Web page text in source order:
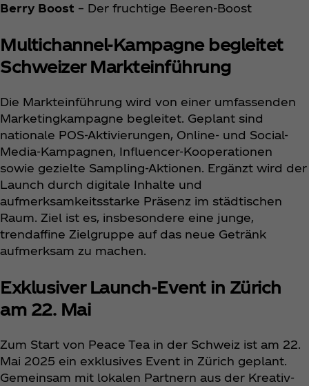
Berry Boost – Der fruchtige Beeren-Boost
Multichannel-Kampagne begleitet
Schweizer Markteinführung
Die Markteinführung wird von einer umfassenden
Marketingkampagne begleitet. Geplant sind
nationale POS-Aktivierungen, Online- und Social-
Media-Kampagnen, Influencer-Kooperationen
sowie gezielte Sampling-Aktionen. Ergänzt wird der
Launch durch digitale Inhalte und
aufmerksamkeitsstarke Präsenz im städtischen
Raum. Ziel ist es, insbesondere eine junge,
trendaffine Zielgruppe auf das neue Getränk
aufmerksam zu machen.
Exklusiver Launch-Event in Zürich
am 22. Mai
Zum Start von Peace Tea in der Schweiz ist am 22.
Mai 2025 ein exklusives Event in Zürich geplant.
Gemeinsam mit lokalen Partnern aus der Kreativ-